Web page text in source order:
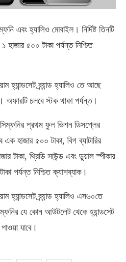
এবং হ্যালিও মোবাইল। নির্দিষ্ট তিনটি
হাজার ৫০০ টাকা পর্যন্ত নিশ্চিত
হ্যান্ডসেট ব্র্যান্ড হ্যালিও তে আছে
অফারটি চলবে স্টক থাকা পর্যন্ত।
প্রথম ফুল ভিশন ডিসপ্লের
হাজার ৫০০ টাকা, বিগ ব্যাটারির
টাকা, থ্রিডি সাউন্ড এবং ডুয়াল স্পীকার
পর্যন্ত নিশ্চিত ক্যাশব্যাক।
হ্যান্ডসেট ব্র্যান্ড হ্যালিও এস৬০তে
যে কোন আউটলেট থেকে হ্যান্ডসেট
যাবে।